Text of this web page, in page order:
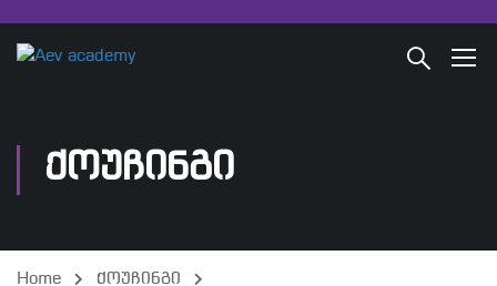
ᲥᲝᲣᲩᲘᲜᲒᲘ
Home
ქოუჩინგი